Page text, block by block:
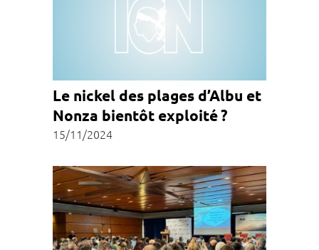
Le nickel des plages d’Albu et
Nonza bientôt exploité ?
15/11/2024